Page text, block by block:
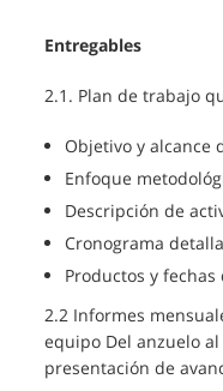
Entregables
2.1. Plan de trabajo
Objetivo y alcance
Enfoque
Descripción de
Cronograma
Productos y
2.2 Informes
equipo Del anzuelo
presentación de